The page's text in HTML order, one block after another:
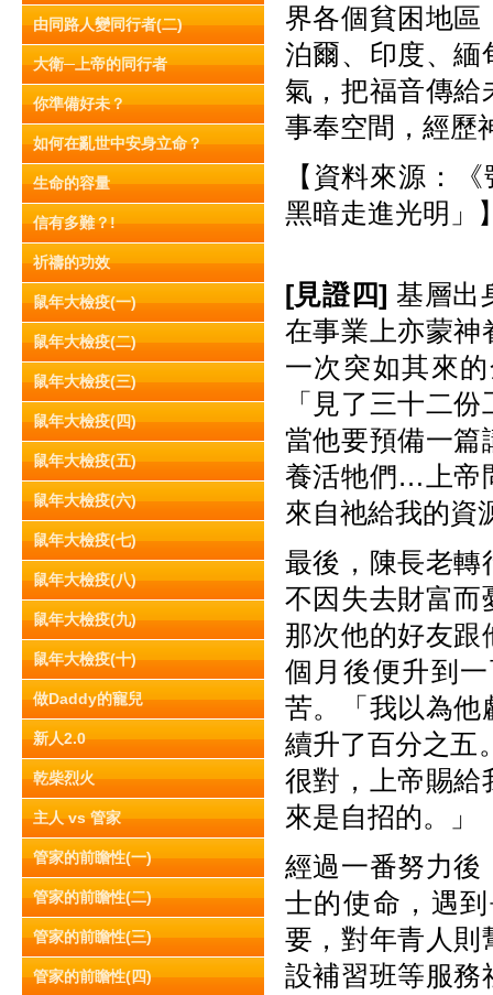
由同路人變同行者(二)
大衛─上帝的同行者
你準備好未？
如何在亂世中安身立命？
生命的容量
信有多難？!
祈禱的功效
鼠年大檢疫(一)
鼠年大檢疫(二)
鼠年大檢疫(三)
鼠年大檢疫(四)
鼠年大檢疫(五)
鼠年大檢疫(六)
鼠年大檢疫(七)
鼠年大檢疫(八)
鼠年大檢疫(九)
鼠年大檢疫(十)
做Daddy的寵兒
新人2.0
乾柴烈火
主人 vs 管家
管家的前瞻性(一)
管家的前瞻性(二)
管家的前瞻性(三)
管家的前瞻性(四)
界各個貧困地區
泊爾、印度、緬
氣，把福音傳給
事奉空間，經歷
【資料來源：
黑暗走進光明」
[見證四] 基層出
在事業上亦蒙神
一次突如其來
「見了三十二
當他要預備一篇
養活牠們…上帝
來自祂給我的資
最後，陳長老轉
不因失去財富而
那次他的好友跟
個月後便升到
苦。「我以為他
續升了百分之五
很對，上帝賜給
來是自招的。」
經過一番努力後
士的使命，遇
要，對年青人則
設補習班等服務